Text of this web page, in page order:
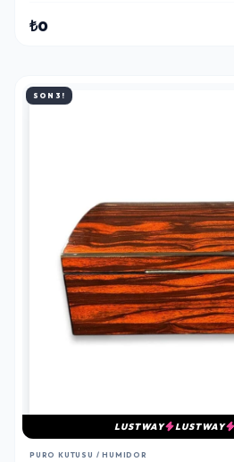
₺0
SON 3!
LUSTWAY LUSTWAY
PURO KUTUSU / HUMIDOR